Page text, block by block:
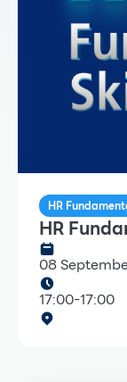
HR
HR
08
17:00-17:00